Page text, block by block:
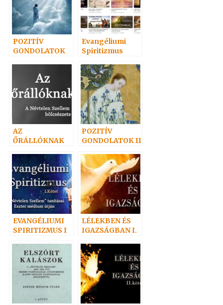
POZITÍV
GONDOLATOK
Evangéliumi
Spiritizmus
népszerűségi
sorrendben 1
AZ
ŐRÁLLÓKNAK
POZITÍV
GONDOLATOK 11
EVANGÉLIUMI
SPIRITIZMUS I
LÉLEKBEN ÉS
IGAZSÁGBAN I.